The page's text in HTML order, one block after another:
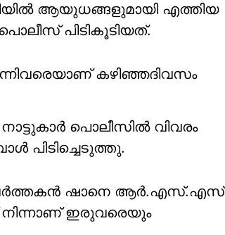
ആയുധങ്ങളുമായി എത്തിയ
പിടികൂടിയത്.
കഴിഞ്ഞദിവസം
പൊലീസില്‍ വിവരം
പിടിച്ചെടുത്തു.
ഷാനെ ആര്‍.എസ്.എസ്
ഇരുവരെയും